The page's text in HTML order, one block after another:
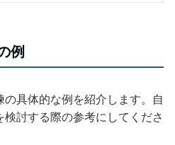
例
具体的な例を紹介します。自
討する際の参考にしてくださ